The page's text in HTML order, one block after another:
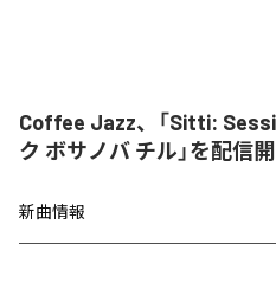
Coffee Jazz、「Sitti:
ク ボサノバ チル」を配信
新曲情報